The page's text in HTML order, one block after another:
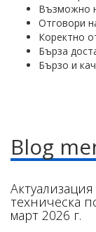
Възможно
Отговори
Коректно
Бърза
Бързо и
Blog
техническа
март 2026 г.